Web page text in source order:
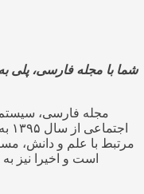
شما با مجله فارسی، پلی
مجله فارسی، سیستم
مرتبط با علم و دانش،
است و اخیرا نیز